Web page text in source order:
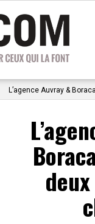
L’agence Auvray &